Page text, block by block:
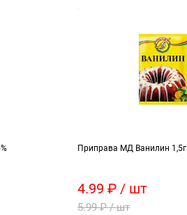
Приправа МД Ванилин 1,5г
4.99 ₽ / шт
5.99 ₽ / шт